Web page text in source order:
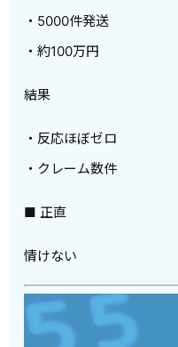
・5000件発送
・約100万円
結果
・反応ほぼゼロ
・クレーム数件
■ 正直
情けない